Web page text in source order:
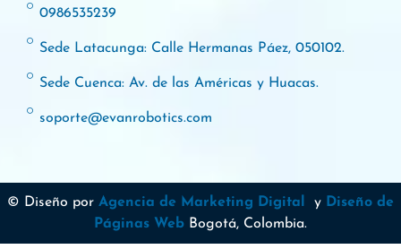
0986535239
Sede Latacunga: Calle Hermanas Páez, 050102.
Sede Cuenca: Av. de las Américas y Huacas.
soporte@evanrobotics.com
© Diseño por Agencia de Marketing Digital y Diseño de
Páginas Web Bogotá, Colombia.